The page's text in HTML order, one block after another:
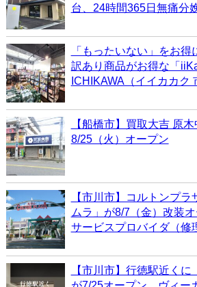
台、24時間365日無痛分
「もったいない」をお
訳あり商品がお得な「
ICHIKAWA（イイカカク
【船橋市】買取大吉 原
8/25（火）オープン
【市川市】コルトンプ
ムラ」が8/7（金）改装
サービスプロバイダ（修
【市川市】行徳駅近くに